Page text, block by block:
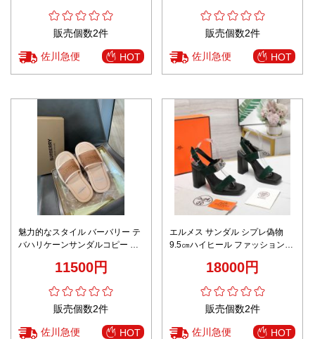
販売個数2件
佐川急便 HOT
販売個数2件
佐川急便 HOT
魅力的なスタイル バーバリー テ
バハリケーンサンダルコピー ス
11500円
販売個数2件
佐川急便 HOT
エルメス サンダル シプレ偽物
9.5㎝ハイヒール ファッション
18000円
販売個数2件
佐川急便 HOT